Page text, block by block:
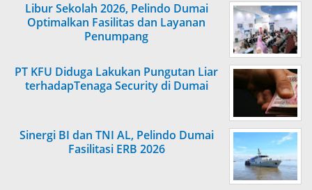
Libur Sekolah 2026, Pelindo Dumai
Optimalkan Fasilitas dan Layanan
Penumpang
PT KFU Diduga Lakukan Pungutan Liar
terhadapTenaga Security di Dumai
Sinergi BI dan TNI AL, Pelindo Dumai
Fasilitasi ERB 2026